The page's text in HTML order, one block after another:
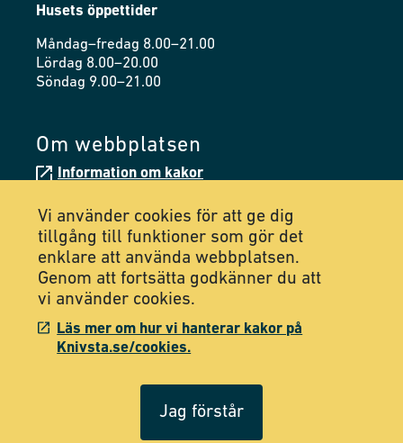
Husets öppettider
Måndag–fredag 8.00–21.00
Lördag 8.00–20.00
Söndag 9.00–21.00
Om webbplatsen
Information om kakor
Tillgänglighetsredogörelse
Följ oss på Facebook
Följ oss på Instagram
Vi använder cookies för att ge dig
tillgång till funktioner som gör det
enklare att använda webbplatsen.
Genom att fortsätta godkänner du att
vi använder cookies.
Läs mer om hur vi hanterar kakor på
Knivsta.se/cookies.
Jag förstår